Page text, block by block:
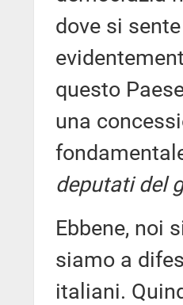
dove si
questo
una
deputati del
Ebbene, noi
siamo a
italiani.